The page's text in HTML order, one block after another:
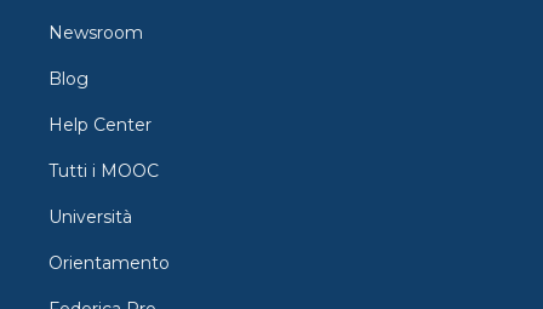
Newsroom
Blog
Help Center
Tutti i MOOC
Università
Orientamento